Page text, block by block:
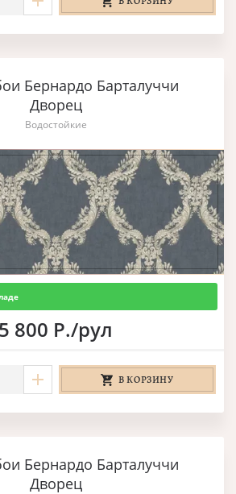
Бернардо Барталуччи
Дворец
Водостойкие
5 800 Р./рул
В КОРЗИНУ
Бернардо Барталуччи
Дворец